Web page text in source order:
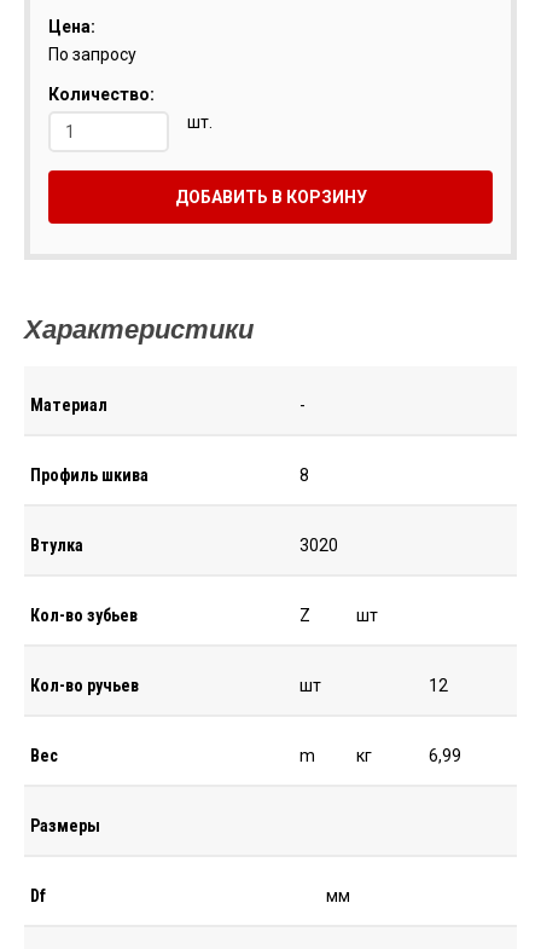
Цена:
По запросу
Количество:
шт.
ДОБАВИТЬ В КОРЗИНУ
Характеристики
Материал -
Профиль шкива 8
Втулка 3020
Кол-во зубьев Z шт
Кол-во ручьев шт 12
Вес m кг 6,99
Размеры
Df мм